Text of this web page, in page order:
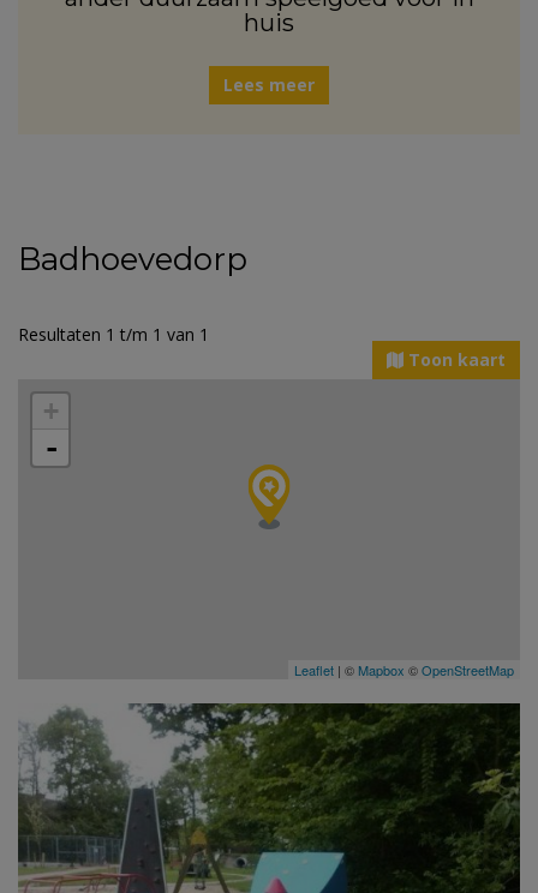
huis
Lees meer
Badhoevedorp
Resultaten 1 t/m 1 van 1
Toon kaart
+
-
Leaflet | © Mapbox ©OpenStreetMap